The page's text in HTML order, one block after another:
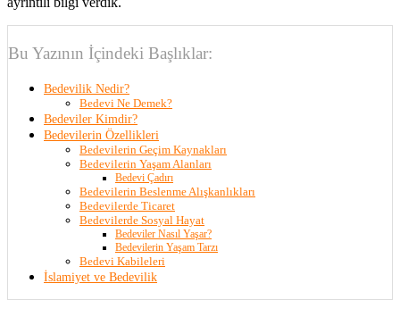
Bu Yazının İçindeki Başlıklar:
Bedevilik Nedir?
Bedevi Ne Demek?
Bedeviler Kimdir?
Bedevilerin Özellikleri
Bedevilerin Geçim Kaynakları
Bedevilerin Yaşam Alanları
Bedevi Çadırı
Bedevilerin Beslenme Alışkanlıkları
Bedevilerde Ticaret
Bedevilerde Sosyal Hayat
Bedeviler Nasıl Yaşar?
Bedevilerin Yaşam Tarzı
Bedevi Kabileleri
İslamiyet ve Bedevilik